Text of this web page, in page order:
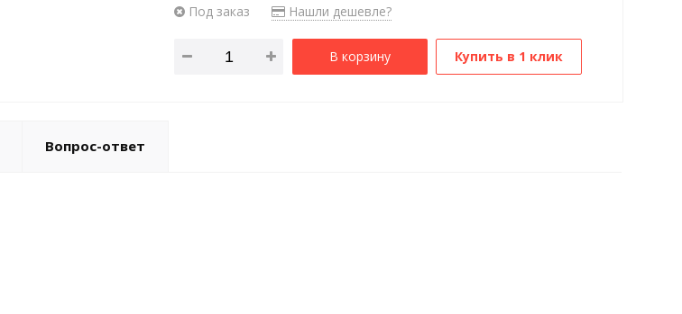
Под заказ Нашли дешевле?
В корзину Купить в 1 клик
Вопрос-ответ